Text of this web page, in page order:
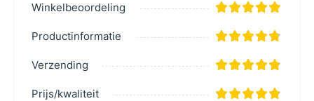
Winkelbeoordeling
Productinformatie
Verzending
Prijs/kwaliteit